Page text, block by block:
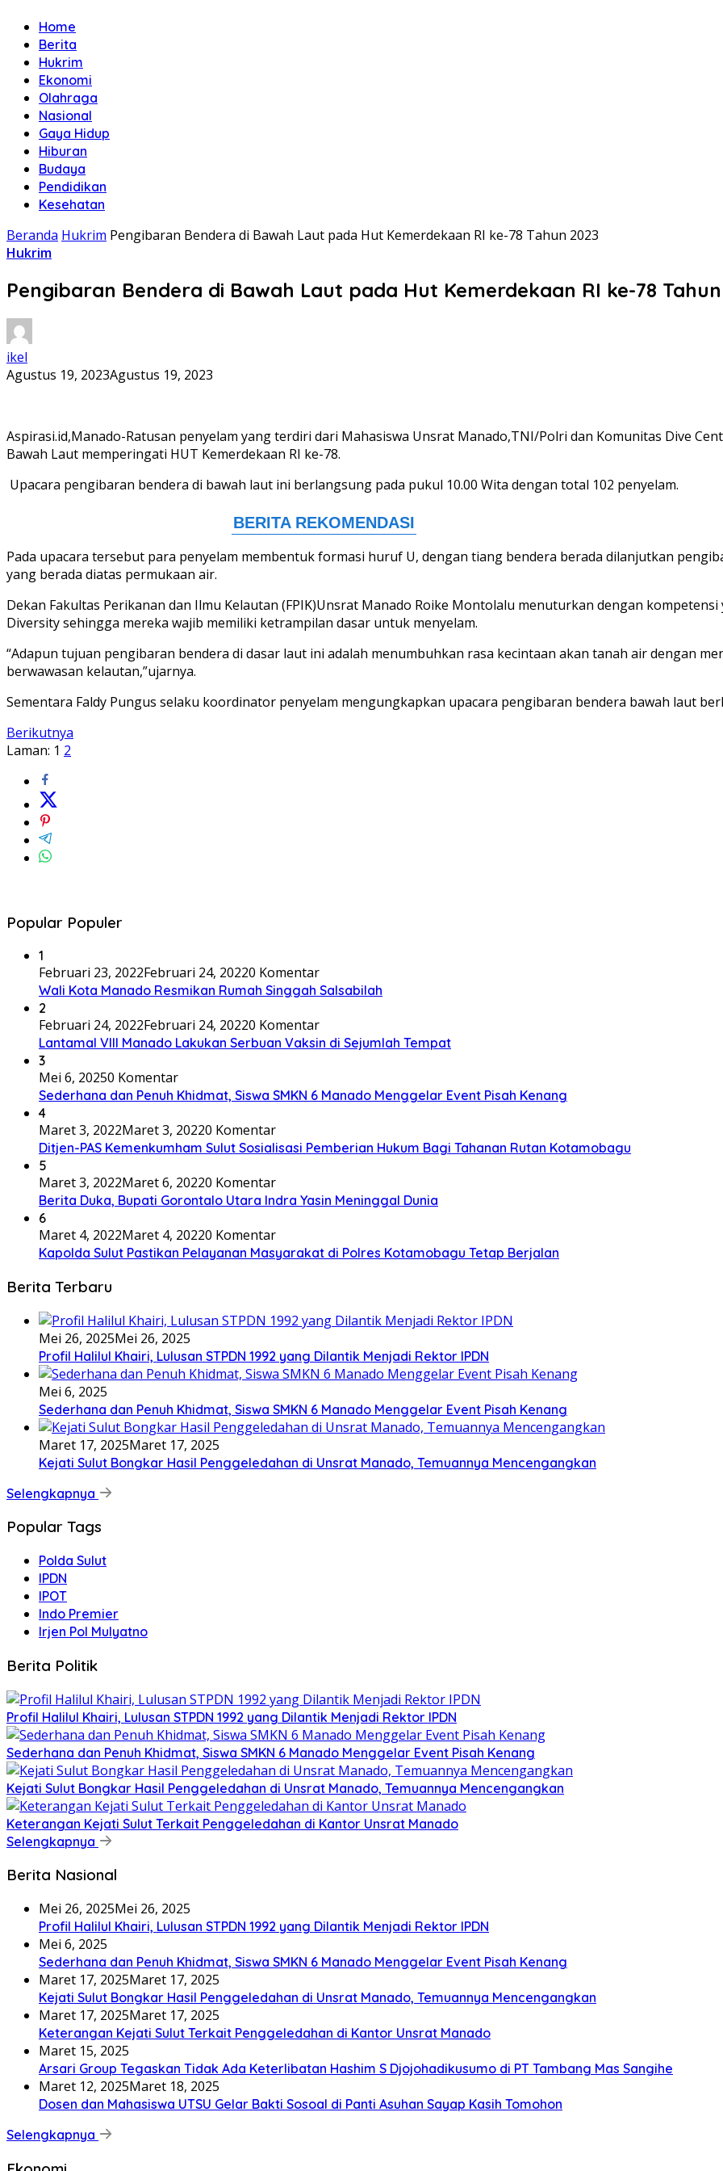
Home
Berita
Hukrim
Ekonomi
Olahraga
Nasional
Gaya Hidup
Hiburan
Budaya
Pendidikan
Kesehatan
Beranda Hukrim Pengibaran Bendera di Bawah Laut pada Hut Kemerdekaan RI ke-78 Tahun 2023
Hukrim
Pengibaran Bendera di Bawah Laut pada Hut Kemerdekaan RI ke-78
ikel
Agustus 19, 2023Agustus 19, 2023
Aspirasi.id,Manado-Ratusan penyelam yang terdiri dari Mahasiswa Unsrat Manado,TNI/Polri dan Komunitas Dive
Bawah Laut memperingati HUT Kemerdekaan RI ke-78.
Upacara pengibaran bendera di bawah laut ini berlangsung pada pukul 10.00 Wita dengan total 102 penyelam.
Pada upacara tersebut para penyelam membentuk formasi huruf U, dengan tiang bendera berada dilanjutkan
yang berada diatas permukaan air.
Dekan Fakultas Perikanan dan Ilmu Kelautan (FPIK)Unsrat Manado Roike Montolalu menuturkan dengan
Diversity sehingga mereka wajib memiliki ketrampilan dasar untuk menyelam.
“Adapun tujuan pengibaran bendera di dasar laut ini adalah menumbuhkan rasa kecintaan akan tanah air dengan
berwawasan kelautan,”ujarnya.
Sementara Faldy Pungus selaku koordinator penyelam mengungkapkan upacara pengibaran bendera bawah laut
Berikutnya
Laman: 1 2
Popular Populer
1
Februari 23, 2022Februari 24, 20220 Komentar
Wali Kota Manado Resmikan Rumah Singgah Salsabilah
2
Februari 24, 2022Februari 24, 20220 Komentar
Lantamal VIII Manado Lakukan Serbuan Vaksin di Sejumlah Tempat
3
Mei 6, 20250 Komentar
Sederhana dan Penuh Khidmat, Siswa SMKN 6 Manado Menggelar Event Pisah Kenang
4
Maret 3, 2022Maret 3, 20220 Komentar
Ditjen-PAS Kemenkumham Sulut Sosialisasi Pemberian Hukum Bagi Tahanan Rutan Kotamobagu
5
Maret 3, 2022Maret 6, 20220 Komentar
Berita Duka, Bupati Gorontalo Utara Indra Yasin Meninggal Dunia
6
Maret 4, 2022Maret 4, 20220 Komentar
Kapolda Sulut Pastikan Pelayanan Masyarakat di Polres Kotamobagu Tetap Berjalan
Berita Terbaru
Mei 26, 2025Mei 26, 2025
Profil Halilul Khairi, Lulusan STPDN 1992 yang Dilantik Menjadi Rektor IPDN
Mei 6, 2025
Sederhana dan Penuh Khidmat, Siswa SMKN 6 Manado Menggelar Event Pisah Kenang
Maret 17, 2025Maret 17, 2025
Kejati Sulut Bongkar Hasil Penggeledahan di Unsrat Manado, Temuannya Mencengangkan
Selengkapnya
Popular Tags
Polda Sulut
IPDN
IPOT
Indo Premier
Irjen Pol Mulyatno
Berita Politik
Profil Halilul Khairi, Lulusan STPDN 1992 yang Dilantik Menjadi Rektor IPDN
Sederhana dan Penuh Khidmat, Siswa SMKN 6 Manado Menggelar Event Pisah Kenang
Kejati Sulut Bongkar Hasil Penggeledahan di Unsrat Manado, Temuannya Mencengangkan
Keterangan Kejati Sulut Terkait Penggeledahan di Kantor Unsrat Manado
Selengkapnya
Berita Nasional
Mei 26, 2025Mei 26, 2025
Profil Halilul Khairi, Lulusan STPDN 1992 yang Dilantik Menjadi Rektor IPDN
Mei 6, 2025
Sederhana dan Penuh Khidmat, Siswa SMKN 6 Manado Menggelar Event Pisah Kenang
Maret 17, 2025Maret 17, 2025
Kejati Sulut Bongkar Hasil Penggeledahan di Unsrat Manado, Temuannya Mencengangkan
Maret 17, 2025Maret 17, 2025
Keterangan Kejati Sulut Terkait Penggeledahan di Kantor Unsrat Manado
Maret 15, 2025
Arsari Group Tegaskan Tidak Ada Keterlibatan Hashim S Djojohadikusumo di PT Tambang Mas Sangihe
Maret 12, 2025Maret 18, 2025
Dosen dan Mahasiswa UTSU Gelar Bakti Sosoal di Panti Asuhan Sayap Kasih Tomohon
Selengkapnya